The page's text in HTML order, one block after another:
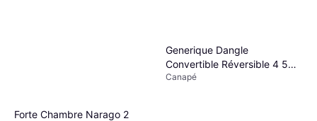
Forte Chambre Narago 2
Generique Dangle
Convertible Réversible 4 5
Places Canapé
Canapé